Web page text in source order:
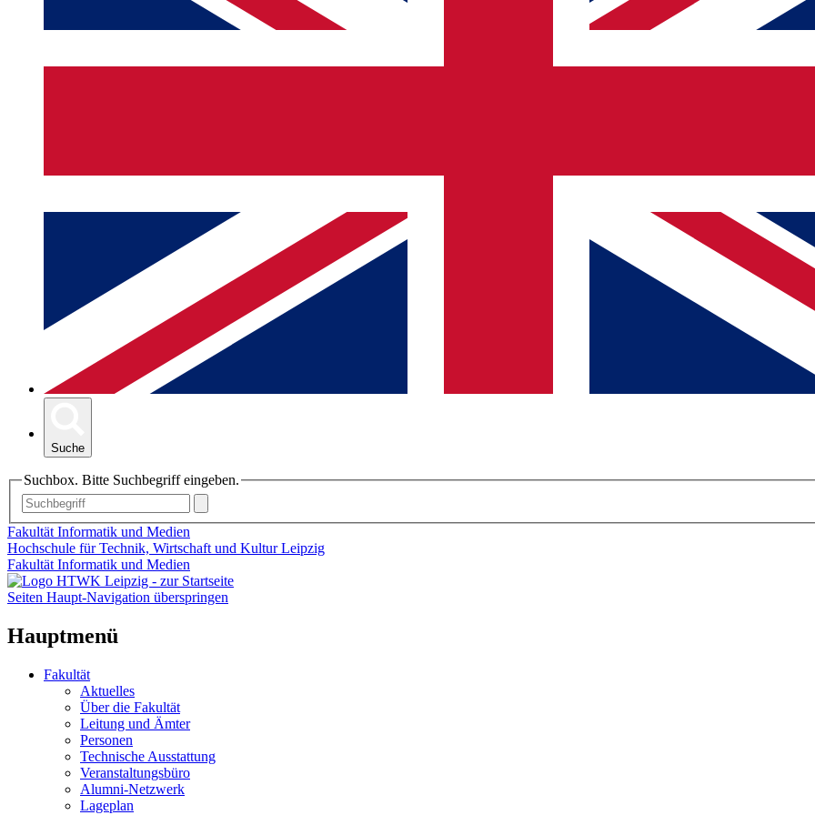
Suche
Suchbox. Bitte Suchbegriff eingeben.
Fakultät Informatik und Medien
Hochschule für Technik, Wirtschaft und Kultur Leipzig
Fakultät Informatik und Medien
Seiten Haupt-Navigation überspringen
Hauptmenü
Fakultät
Aktuelles
Über die Fakultät
Leitung und Ämter
Personen
Technische Ausstattung
Veranstaltungsbüro
Alumni-Netzwerk
Lageplan